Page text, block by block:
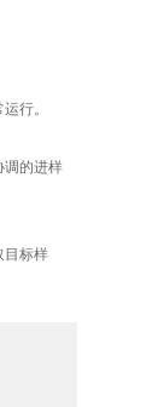
行。
调的进样
目标样